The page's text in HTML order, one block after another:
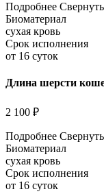
Подробнее Свернуть
Биоматериал
сухая кровь
Срок исполнения
от 16 суток
Длина шерсти
2 100 ₽
Подробнее Свернуть
Биоматериал
сухая кровь
Срок исполнения
от 16 суток